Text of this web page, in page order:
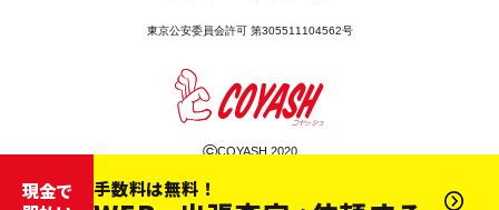
東京公安委員会許可 第305511104562号
©COYASH 2020
現金で
手数料は無料！